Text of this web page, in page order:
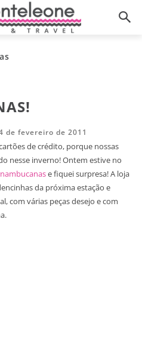
de fevereiro de 2011
de crédito, porque nossas
nesse inverno! Ontem estive no
e fiquei surpresa! A loja
da próxima estação e
com várias peças desejo e com